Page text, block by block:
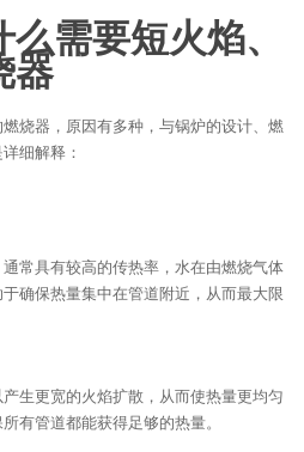
需要短火焰、
器
烧器，原因有多种，与锅炉的设计、燃
细解释：
常具有较高的传热率，水在由燃烧气体
确保热量集中在管道附近，从而最大限
生更宽的火焰扩散，从而使热量更均匀
有管道都能获得足够的热量。